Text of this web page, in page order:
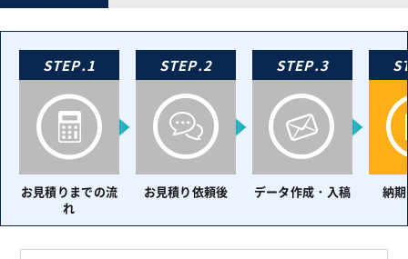
STEP.1
お見積りまでの流
れ
STEP.2
お見積り依頼後
STEP.3
データ作成・入稿 納